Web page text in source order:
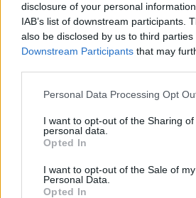
disclosure of your personal
IAB’s list of downstream participants.
also be disclosed by us to third parties
Downstream Participants that may
Personal Data Processing Opt
I want to opt-out of the Sharing of
personal data.
Opted In
I want to opt-out of the Sale of my
Personal Data.
Opted In
Trouver des vinyles et des CD sur
Trouver un instrument de
meilleur prix sur
Paroles + Traduction
Commentaires
Voir la vidéo de
Air»